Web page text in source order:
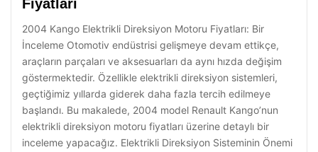
Fiyatları
2004 Kango Elektrikli Direksiyon Motoru Fiyatları: Bir
İnceleme Otomotiv endüstrisi gelişmeye devam ettikçe,
araçların parçaları ve aksesuarları da aynı hızda değişim
göstermektedir. Özellikle elektrikli direksiyon sistemleri,
geçtiğimiz yıllarda giderek daha fazla tercih edilmeye
başlandı. Bu makalede, 2004 model Renault Kango’nun
elektrikli direksiyon motoru fiyatları üzerine detaylı bir
inceleme yapacağız. Elektrikli Direksiyon Sisteminin Önemi